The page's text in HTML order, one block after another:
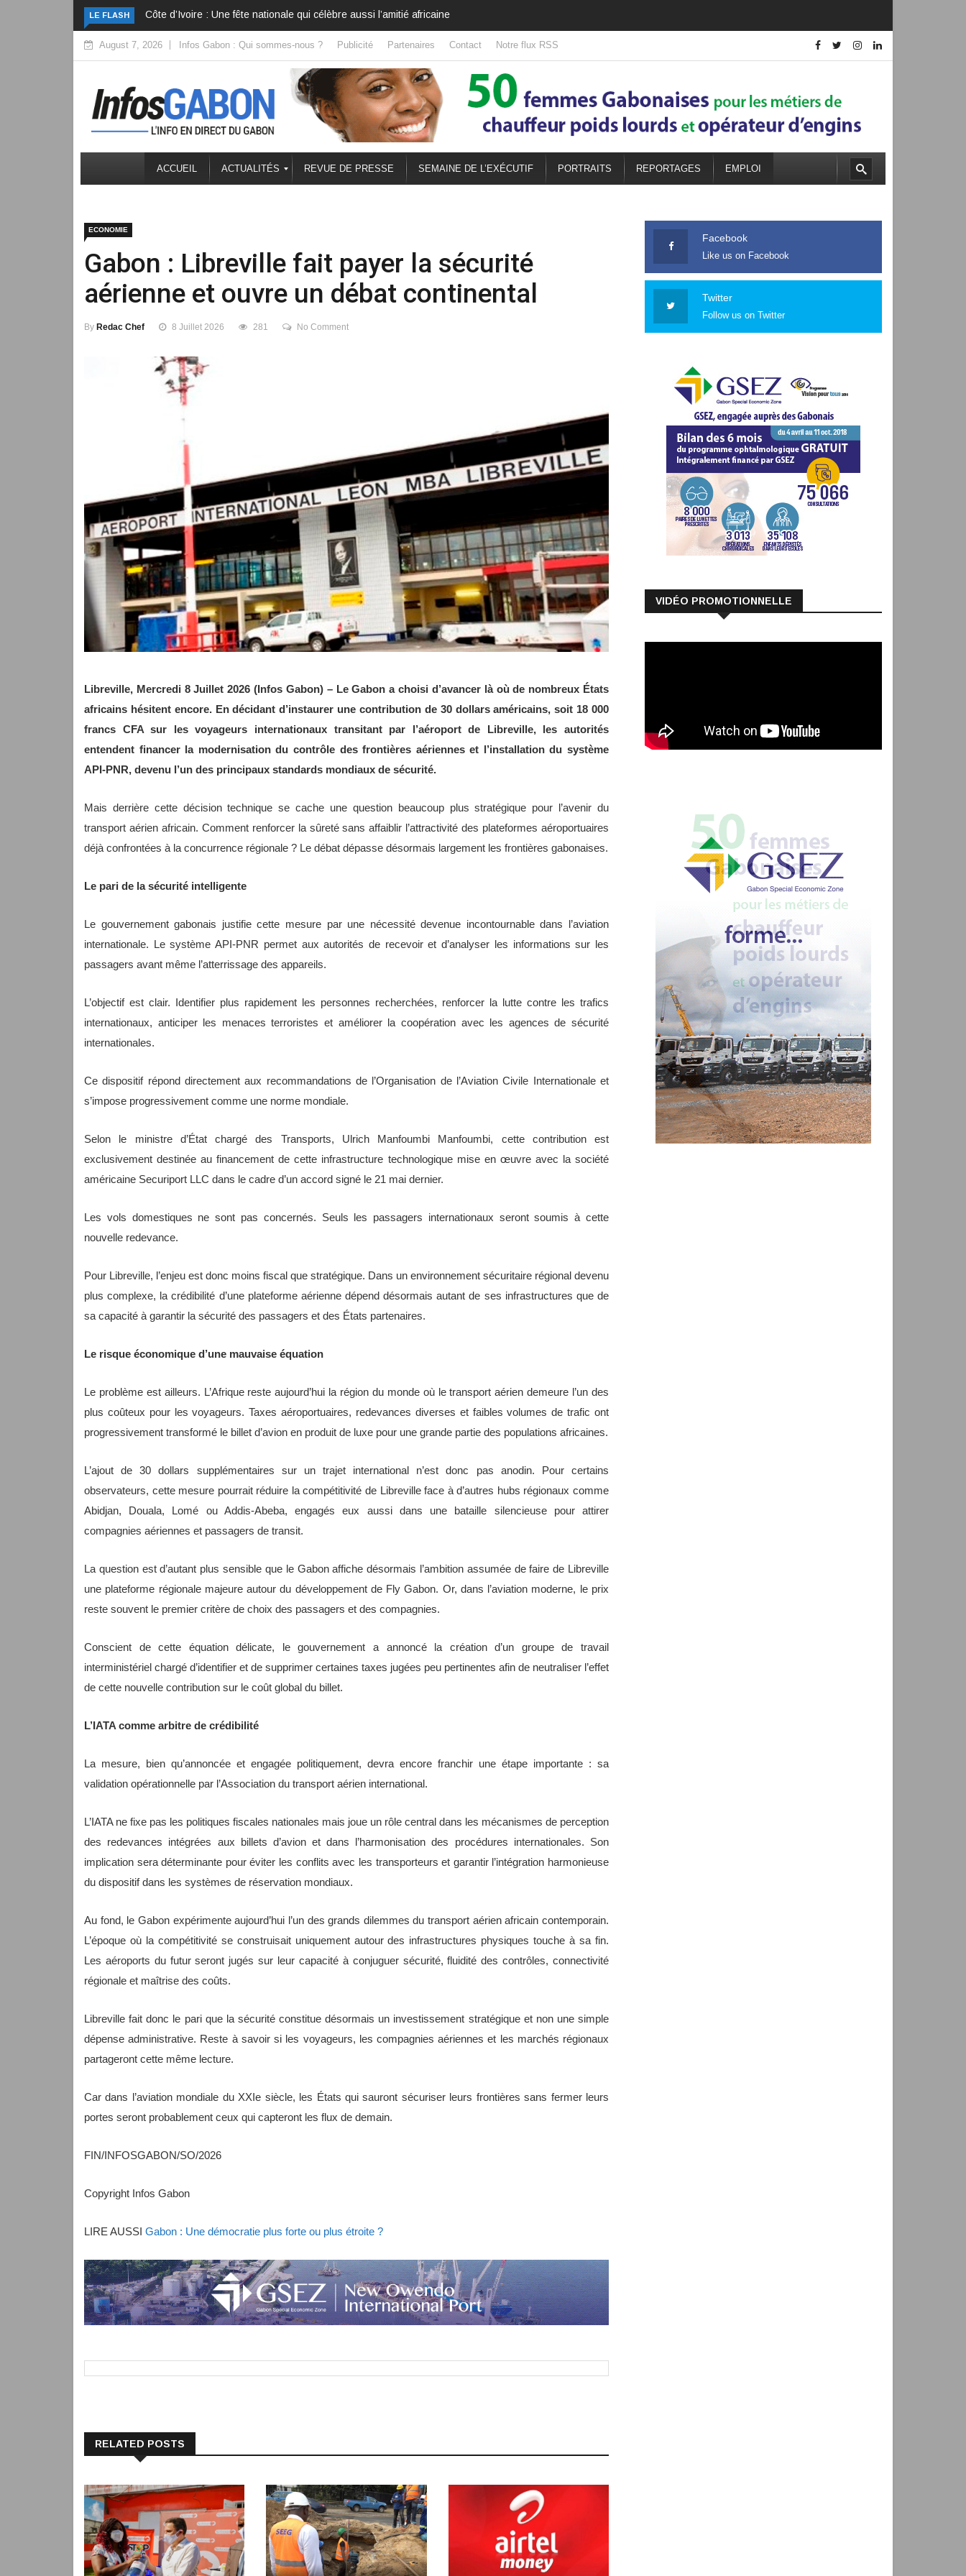
LE FLASH Côte d’Ivoire : Ouattara veut bâtir plus grand et gouverner plus juste
August 7, 2026 Infos Gabon : Qui sommes-nous ? Publicité Partenaires Contact Notre flux RSS
ACCUEIL ACTUALITÉS REVUE DE PRESSE SEMAINE DE L’EXÉCUTIF PORTRAITS REPORTAGES EMPLOI
ECONOMIE
Gabon : Libreville fait payer la sécurité
aérienne et ouvre un débat continental
By Redac Chef 8 Juillet 2026 281 No Comment
Libreville, Mercredi 8 Juillet 2026 (Infos Gabon) – Le Gabon a choisi d’avancer là où de nombreux États
africains hésitent encore. En décidant d’instaurer une contribution de 30 dollars américains, soit 18 000
francs CFA sur les voyageurs internationaux transitant par l’aéroport de Libreville, les autorités
entendent financer la modernisation du contrôle des frontières aériennes et l’installation du système
API-PNR, devenu l’un des principaux standards mondiaux de sécurité.
Mais derrière cette décision technique se cache une question beaucoup plus stratégique pour l’avenir du
transport aérien africain. Comment renforcer la sûreté sans affaiblir l’attractivité des plateformes aéroportuaires
déjà confrontées à la concurrence régionale ? Le débat dépasse désormais largement les frontières gabonaises.
Le pari de la sécurité intelligente
Le gouvernement gabonais justifie cette mesure par une nécessité devenue incontournable dans l’aviation
internationale. Le système API-PNR permet aux autorités de recevoir et d’analyser les informations sur les
passagers avant même l’atterrissage des appareils.
L’objectif est clair. Identifier plus rapidement les personnes recherchées, renforcer la lutte contre les trafics
internationaux, anticiper les menaces terroristes et améliorer la coopération avec les agences de sécurité
internationales.
Ce dispositif répond directement aux recommandations de l’Organisation de l’Aviation Civile Internationale et
s’impose progressivement comme une norme mondiale.
Selon le ministre d’État chargé des Transports, Ulrich Manfoumbi Manfoumbi, cette contribution est
exclusivement destinée au financement de cette infrastructure technologique mise en œuvre avec la société
américaine Securiport LLC dans le cadre d’un accord signé le 21 mai dernier.
Les vols domestiques ne sont pas concernés. Seuls les passagers internationaux seront soumis à cette
nouvelle redevance.
Pour Libreville, l’enjeu est donc moins fiscal que stratégique. Dans un environnement sécuritaire régional devenu
plus complexe, la crédibilité d’une plateforme aérienne dépend désormais autant de ses infrastructures que de
sa capacité à garantir la sécurité des passagers et des États partenaires.
Le risque économique d’une mauvaise équation
Le problème est ailleurs. L’Afrique reste aujourd’hui la région du monde où le transport aérien demeure l’un des
plus coûteux pour les voyageurs. Taxes aéroportuaires, redevances diverses et faibles volumes de trafic ont
progressivement transformé le billet d’avion en produit de luxe pour une grande partie des populations africaines.
L’ajout de 30 dollars supplémentaires sur un trajet international n’est donc pas anodin. Pour certains
observateurs, cette mesure pourrait réduire la compétitivité de Libreville face à d’autres hubs régionaux comme
Abidjan, Douala, Lomé ou Addis-Abeba, engagés eux aussi dans une bataille silencieuse pour attirer
compagnies aériennes et passagers de transit.
La question est d’autant plus sensible que le Gabon affiche désormais l’ambition assumée de faire de Libreville
une plateforme régionale majeure autour du développement de Fly Gabon. Or, dans l’aviation moderne, le prix
reste souvent le premier critère de choix des passagers et des compagnies.
Conscient de cette équation délicate, le gouvernement a annoncé la création d’un groupe de travail
interministériel chargé d’identifier et de supprimer certaines taxes jugées peu pertinentes afin de neutraliser l’effet
de cette nouvelle contribution sur le coût global du billet.
L’IATA comme arbitre de crédibilité
La mesure, bien qu’annoncée et engagée politiquement, devra encore franchir une étape importante : sa
validation opérationnelle par l’Association du transport aérien international.
L’IATA ne fixe pas les politiques fiscales nationales mais joue un rôle central dans les mécanismes de perception
des redevances intégrées aux billets d’avion et dans l’harmonisation des procédures internationales. Son
implication sera déterminante pour éviter les conflits avec les transporteurs et garantir l’intégration harmonieuse
du dispositif dans les systèmes de réservation mondiaux.
Au fond, le Gabon expérimente aujourd’hui l’un des grands dilemmes du transport aérien africain contemporain.
L’époque où la compétitivité se construisait uniquement autour des infrastructures physiques touche à sa fin.
Les aéroports du futur seront jugés sur leur capacité à conjuguer sécurité, fluidité des contrôles, connectivité
régionale et maîtrise des coûts.
Libreville fait donc le pari que la sécurité constitue désormais un investissement stratégique et non une simple
dépense administrative. Reste à savoir si les voyageurs, les compagnies aériennes et les marchés régionaux
partageront cette même lecture.
Car dans l’aviation mondiale du XXIe siècle, les États qui sauront sécuriser leurs frontières sans fermer leurs
portes seront probablement ceux qui capteront les flux de demain.
FIN/INFOSGABON/SO/2026
Copyright Infos Gabon
LIRE AUSSI Gabon : Une démocratie plus forte ou plus étroite ?
RELATED POSTS
Facebook
Like us on Facebook
Twitter
Follow us on Twitter
VIDÉO PROMOTIONNELLE